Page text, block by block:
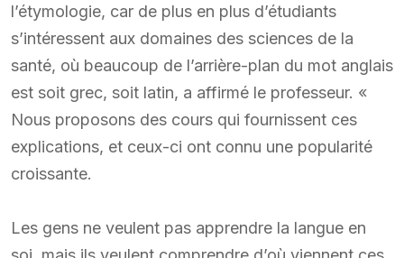
l’étymologie, car de plus en plus d’étudiants
s’intéressent aux domaines des sciences de la
santé, où beaucoup de l’arrière-plan du mot anglais
est soit grec, soit latin, a affirmé le professeur. «
Nous proposons des cours qui fournissent ces
explications, et ceux-ci ont connu une popularité
croissante.
Les gens ne veulent pas apprendre la langue en